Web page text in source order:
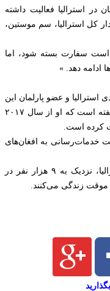
افغانستان در استرالیا فعالیت داشته
کل استرالیا، سم موستین،
سفارت بسته شود، اما
ادامه دهد. »
و عضو پارلمان این
کشور نیز با اشاره به پایان مأموریت ویسی گفته است که او از سال ۲۰۱۷
کرده است.
خدمات‌رسانی به افغان‌های
در حال حاضر حدود ۹۰ هزار افغان در استرالیا، نزدیک به ۹ هزار نفر در